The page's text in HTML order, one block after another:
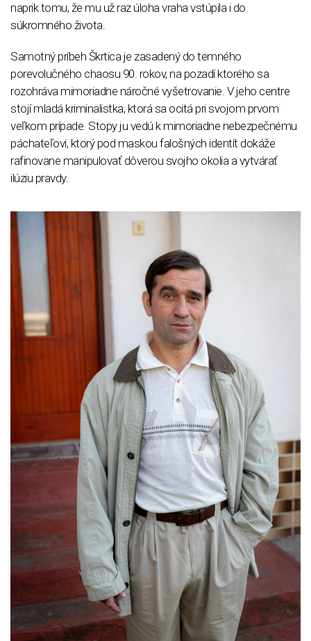
naprik tomu, že mu už raz úloha vraha vstúpila i do
súkromného života.
Samotný príbeh Škrtica je zasadený do temného
porevolučného chaosu 90. rokov, na pozadí ktorého sa
rozohráva mimoriadne náročné vyšetrovanie. V jeho centre
stojí mladá kriminalistka, ktorá sa ocitá pri svojom prvom
veľkom prípade. Stopy ju vedú k mimoriadne nebezpečnému
páchateľovi, ktorý pod maskou falošných identít dokáže
rafinovane manipulovať dôverou svojho okolia a vytvárať
ilúziu pravdy.